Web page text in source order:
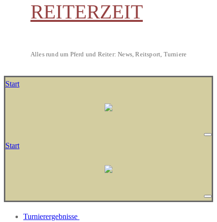
REITERZEIT
Alles rund um Pferd und Reiter: News, Reitsport, Turniere
Start
Start
Turnierergebnisse